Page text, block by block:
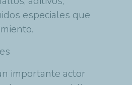
especiales que
importante actor